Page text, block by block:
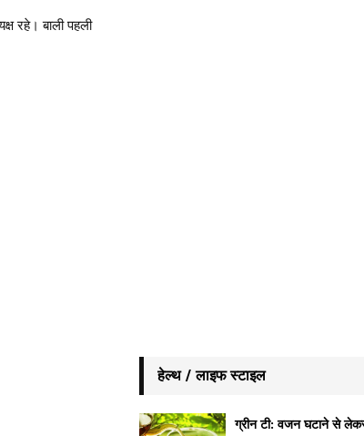
रहे। बाली पहली
हेल्थ / लाइफ स्टाइल
ग्रीन टी: वजन घटाने से